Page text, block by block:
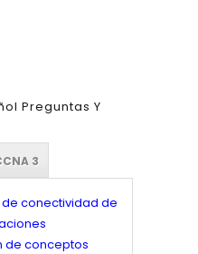
Preguntas Y
3
de conectividad de
de conceptos